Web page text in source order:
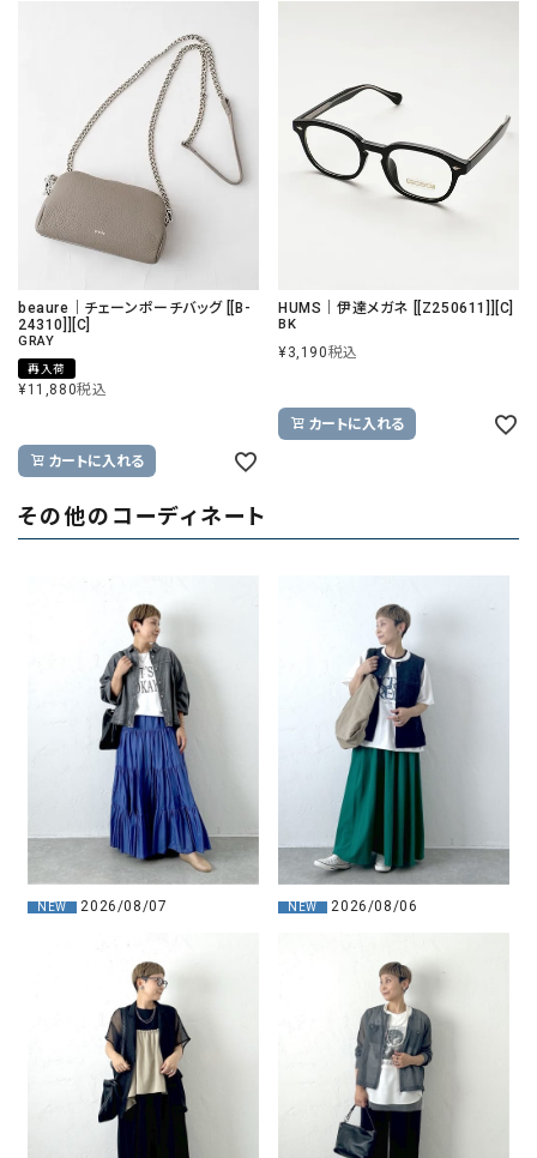
beaure｜チェーンポーチバッグ [[B-
24310]][C]
GRAY
再入荷
¥11,880税込
カートに入れる
HUMS｜伊達メガネ [[Z250611]][C]
BK
¥3,190税込
カートに入れる
その他のコーディネート
NEW 2026/08/07 NEW 2026/08/06